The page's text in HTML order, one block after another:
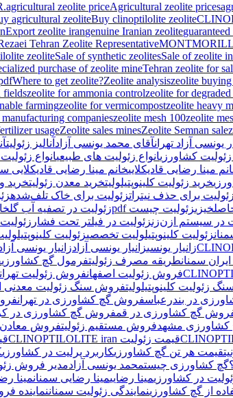
agricultural zeolite priceAgricultural zeolite prices
agricultural zeoliteBuy clinoptilolite zeolite
Export zeolite irangenuine Iranian zeolite
Tehran Zeolite Representative
zeoliteSale of synthetic zeolitesSale of zeolite
purchase of zeolite mineTehran zeolite for
Where to get zeolite?Zeolite analysiszeolite
fieldszeolite for ammonia controlzeolite for
farmingzeolite for vermicompostzeolite heavy
companieszeolite mesh 100zeolite
usageZeolite sales minesZeolite Semnan sale
یونسی آزاد تهرانآقای محمد یونسی آزاد آنالیز زئولیت
زئولیت کشاورزیانواع زئولیت های طبیعیانواع
مینا رضایی قادیکلاییخانم مینا رضایی قادیکلایی
خرید زئولیت کلینوپتیلولیتخرید معدن زئولیتخرید
برای حذف نیتراتزئولیت برای خاک تلف‌شده
زئولیت چیست pdf
زئولیت در تصفیه آب
در سیستم ازن‌زنزئولیت در فیلتر تحت فشار
زئولیت کلینوپتیلولیت تخصصیزئولیت
زانیار یونسیزانیار یونسی آزادزانیار یونسی
سمنانطریقه مصرف زئولیتفرمول گچ کشاورزی
فروش زئولیت اصفهانفروش زئولیت تهران
زئولیت کلینوپتیلولیتفروش سنگ زئولیت معدنی
در بندرعباسفروش گچ کشاورزی در تهران
گچ کشاورزی در قمفروش گچ کشاورزی در
مشهدفروش مستقیم زئولیتفروش معادن
قیمت زئولیت CLINOPTILOLITE iran
قیمت هر تن گچ کشاورزیکاربرد پرلیت در کشاورزی
گچ کشاورزی چیستمحمد یونسی آزادمدیر فروش
در کشاورزیمینا رضاییمینا رضایی سمنانمینا
از گچ کشاورزینمایندگی زئولیت سمناننماینده